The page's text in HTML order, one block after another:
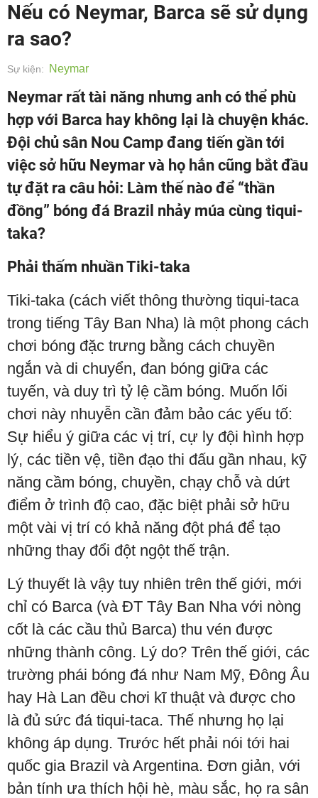
Nếu có Neymar, Barca sẽ sử dụng
ra sao?
Sự kiện: Neymar
Neymar rất tài năng nhưng anh có thể phù
hợp với Barca hay không lại là chuyện khác.
Đội chủ sân Nou Camp đang tiến gần tới
việc sở hữu Neymar và họ hẳn cũng bắt đầu
tự đặt ra câu hỏi: Làm thế nào để “thần
đồng” bóng đá Brazil nhảy múa cùng tiqui-
taka?
Phải thấm nhuần Tiki-taka
Tiki-taka (cách viết thông thường tiqui-taca
trong tiếng Tây Ban Nha) là một phong cách
chơi bóng đặc trưng bằng cách chuyền
ngắn và di chuyển, đan bóng giữa các
tuyến, và duy trì tỷ lệ cầm bóng. Muốn lối
chơi này nhuyễn cần đảm bảo các yếu tố:
Sự hiểu ý giữa các vị trí, cự ly đội hình hợp
lý, các tiền vệ, tiền đạo thi đấu gần nhau, kỹ
năng cầm bóng, chuyền, chạy chỗ và dứt
điểm ở trình độ cao, đặc biệt phải sở hữu
một vài vị trí có khả năng đột phá để tạo
những thay đổi đột ngột thế trận.
Lý thuyết là vậy tuy nhiên trên thế giới, mới
chỉ có Barca (và ĐT Tây Ban Nha với nòng
cốt là các cầu thủ Barca) thu vén được
những thành công. Lý do? Trên thế giới, các
trường phái bóng đá như Nam Mỹ, Đông Âu
hay Hà Lan đều chơi kĩ thuật và được cho
là đủ sức đá tiqui-taca. Thế nhưng họ lại
không áp dụng. Trước hết phải nói tới hai
quốc gia Brazil và Argentina. Đơn giản, với
bản tính ưa thích hội hè, màu sắc, họ ra sân